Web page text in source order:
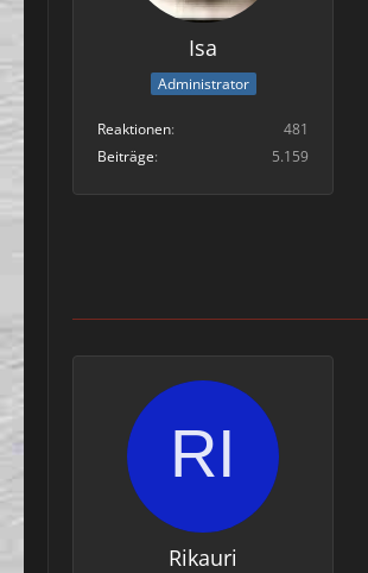
Isa
Administrator
Reaktionen
481
Beiträge
5.159
Rikauri